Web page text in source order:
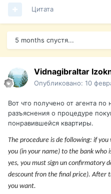
Цитата
5 months спустя...
Vidnagibraltar
Опубликовано: 10
Вот что получено от агента
разъяснения о процедуре
понравившейся квартиры.
The procedure is de following: if
you (in your name) to the bank who
yes, you must sign un confirmatory
descount fron the final price). After
you want.